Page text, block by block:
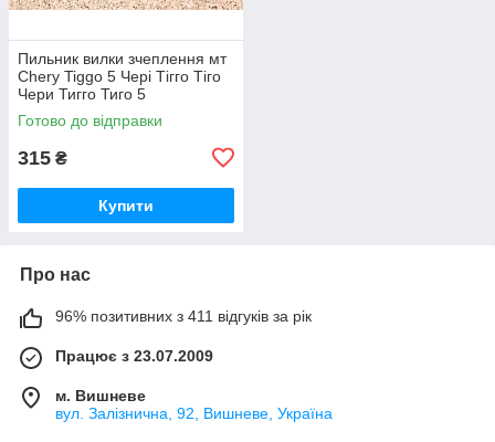
Пильник вилки зчеплення мт
Chery Tiggo 5 Чері Тігго Тіго
Чери Тигго Тиго 5
Готово до відправки
315 ₴
Купити
Про нас
96% позитивних з 411 відгуків за рік
Працює з 23.07.2009
м. Вишневе
вул. Залізнична, 92, Вишневе, Україна